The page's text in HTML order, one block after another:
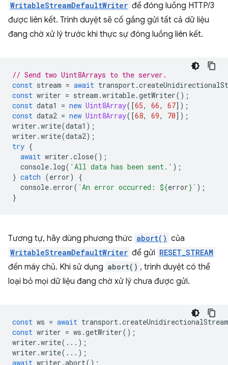
WritableStreamDefaultWriter để đóng luồng HTTP/3
được liên kết. Trình duyệt sẽ cố gắng gửi tất cả dữ liệu
đang chờ xử lý trước khi thực sự đóng luồng liên kết.
// Send two Uint8Arrays to the server.
const stream = await transport.
const writer = stream .writable.getWriter();
const data1 = new Uint8Array([65, 66, 67]);
const data2 = new Uint8Array([68, 69, 70]);
writer .write(data1 );
writer .write(data2);
try {
await writer .close();
console. log( 'All data has been sent.' );
} catch (error)
{
console. error( `An error occurred: ${error} ` );
}
Tương tự, hãy dùng phương thức abort() của
WritableStreamDefaultWriter để gửi RESET_STREAM
đến máy chủ. Khi sử dụng abort() , trình duyệt có thể
loại bỏ mọi dữ liệu đang chờ xử lý chưa được gửi.
const ws = await transport.createUnidirectionalStream
const writer = ws .getWriter();
writer .write(...);
writer .write(...);
await writer .abort();